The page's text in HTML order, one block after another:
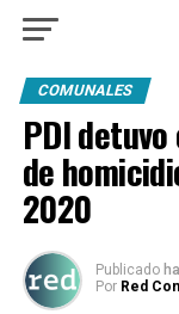
COMUNALES
PDI
de
2020
Publicado
Por Red